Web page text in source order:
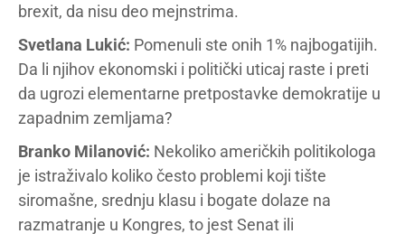
brexit, da nisu deo mejnstrima.
Svetlana Lukić: Pomenuli ste onih 1% najbogatijih.
Da li njihov ekonomski i politički uticaj raste i preti
da ugrozi elementarne pretpostavke demokratije u
zapadnim zemljama?
Branko Milanović: Nekoliko američkih politikologa
je istraživalo koliko često problemi koji tište
siromašne, srednju klasu i bogate dolaze na
razmatranje u Kongres, to jest Senat ili